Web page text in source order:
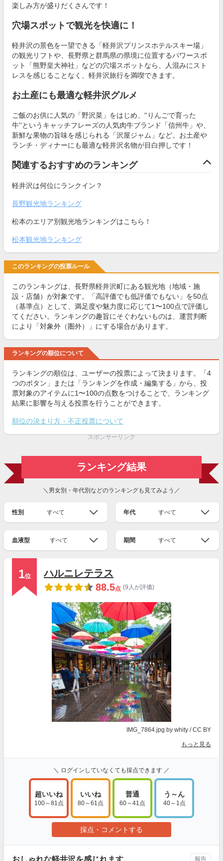
楽しみ方が盛りだくさんです！
穴場スポットで観光を快適に！
軽井沢の景色を一望できる「軽井沢プリンスホテルスキー場」
の観光リフトや、長野県と群馬県の県境に位置するパワースポ
ット「熊野皇大神社」などの穴場スポットなら、人混みにスト
レスを感じることなく、軽井沢旅行を満喫できます。
お土産にも最適な軽井沢グルメ
ご飯のお供に人気の「野沢菜」をはじめ、''りんごで育った
牛''というキャッチフレーズの人気肉牛ブランド「信州牛」や、
新鮮な果物の旨味を感じられる「沢屋ジャム」など。お土産や
ランチ・ディナーにも最適な軽井沢名物が目白押しです！
関連するおすすめのランキング
軽井沢は何位にランクイン？
長野観光地ランキング
松本のエリア別観光地ランキングはこちら！
松本観光地ランキング
このランキングの投票ルール
このランキングは、長野県軽井沢町にある観光地（地域・施
設・店舗）が対象です。「高評価でも低評価でもない」を50点
（基準点）として、満足度や魅力度に応じて1〜100点で評価し
てください。ランキングの趣旨にそぐわないものは、運営判断
により「対象外（圏外）」にする場合があります。
ランキングの順位について
ランキングの順位は、ユーザーの投票によって決まります。「4
つのボタン」または「ランキングを作成・編集する」から、投
票対象のアイテムに1〜100の点数をつけることで、ランキング
結果に影響を与える投票を行うことができます。
順位の決まり方・不正投票について
スポンサーリンク
ランキング結果
＼男女別・年代別などのランキングも見てみよう／
性別 すべて 年代 すべて
血液型 すべて 期間 すべて
1位
ハルニレテラス
88.5点 (9人が評価)
IMG_7864.jpg by whity /CC BY
もっと見る
＼ ログインしていなくても採点できます ／
超いいね
100～81点
いいね
80～61点
普通
60～41点
う～ん
40～1点
採点・コメントする
おしゃれな軽井沢を感じれます。 報告